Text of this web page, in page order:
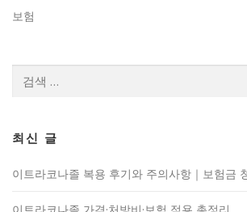
보험
최신 글
이트라코나졸 복용 후기와 주의사항｜보험금